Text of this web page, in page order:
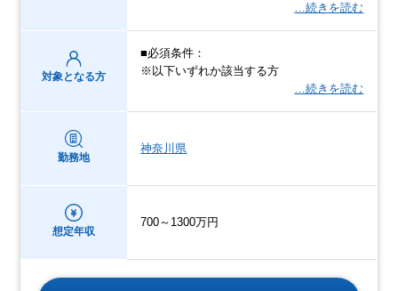
…続きを読む
対象となる方
■必須条件：
※以下いずれか該当する方
…続きを読む
勤務地
神奈川県
想定年収
700～1300万円